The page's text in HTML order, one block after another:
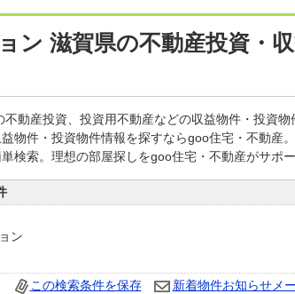
ン 滋賀県の不動産投資・
不動産投資、投資用不動産などの収益物件・投資
物件・投資物件情報を探すならgoo住宅・不動産
検索。理想の部屋探しをgoo住宅・不動産がサポー
ン
この検索条件を保存 新着物件お知らせメ